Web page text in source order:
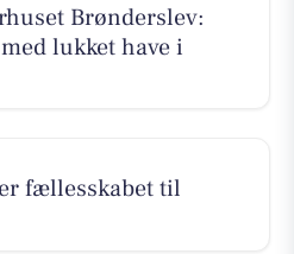
Brønderslev:
lukket have i
fællesskabet til